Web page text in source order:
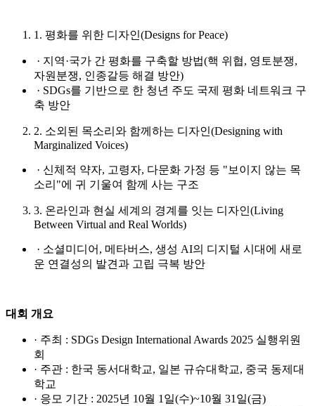
1. 평화를 위한 디자인(Designs for Peace)
· 지역·국가 간 평화를 구축할 방법(핵 위협, 영토분쟁,
자원분쟁, 인종갈등 해결 방안)
· SDGs를 기반으로 한 청년 주도 국제 평화 네트워크 구
축 방안
2. 소외된 목소리와 함께하는 디자인(Designing with
Marginalized Voices)
· 신체적 약자, 고령자, 다문화 가정 등 "보이지 않는 목
소리"에 귀 기울여 함께 사는 구조
3. 온라인과 현실 세계의 경계를 잇는 디자인(Living
Between Virtual and Real Worlds)
· 소셜미디어, 메타버스, 생성 AI의 디지털 시대에 새로
운 연결성의 발견과 고립 극복 방안
대회 개요
· 주최 : SDGs Design International Awards 2025 실행위원
회
· 주관 : 한국 동서대학교, 일본 규슈대학교, 중국 동제대
학교
· 응모 기간 : 2025년 10월 1일(수)~10월 31일(금)